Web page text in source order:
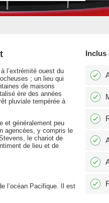
l’extrémité ouest du
; un lieu qui
de maisons
ère des années
pluviale tempérée à
et généralement peu
agencées, y compris le
le chariot de
de lieu et de
l’océan Pacifique. Il est
Inclus